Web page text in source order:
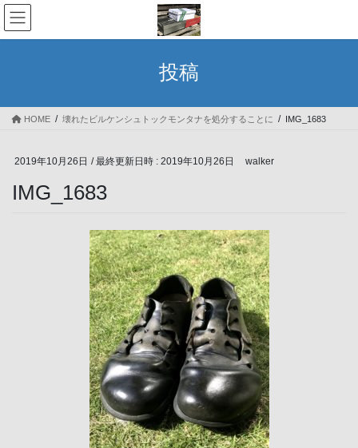
コ
ン
テ
ス
ナ
ビ
ゲ
ン
投稿
HOME 壊れたビルケンシュトックモンタナを処分することに IMG_1683
2019年10月26日 / 最終更新日時 : 2019年10月26日 walker
IMG_1683